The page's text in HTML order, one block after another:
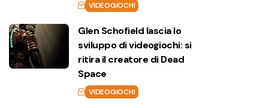
VIDEOGIOCHI
Glen Schofield lascia lo
sviluppo di videogiochi: si
ritira il creatore di Dead
Space
VIDEOGIOCHI